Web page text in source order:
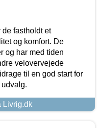
fastholdt et
og komfort. De
og har med tiden
velovervejede
til en god start for
Livrig.dk